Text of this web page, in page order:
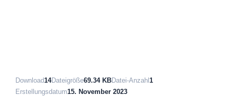
Download14Dateigröße69.34 KBDatei-Anzahl 1
Erstellungsdatum15. November 2023